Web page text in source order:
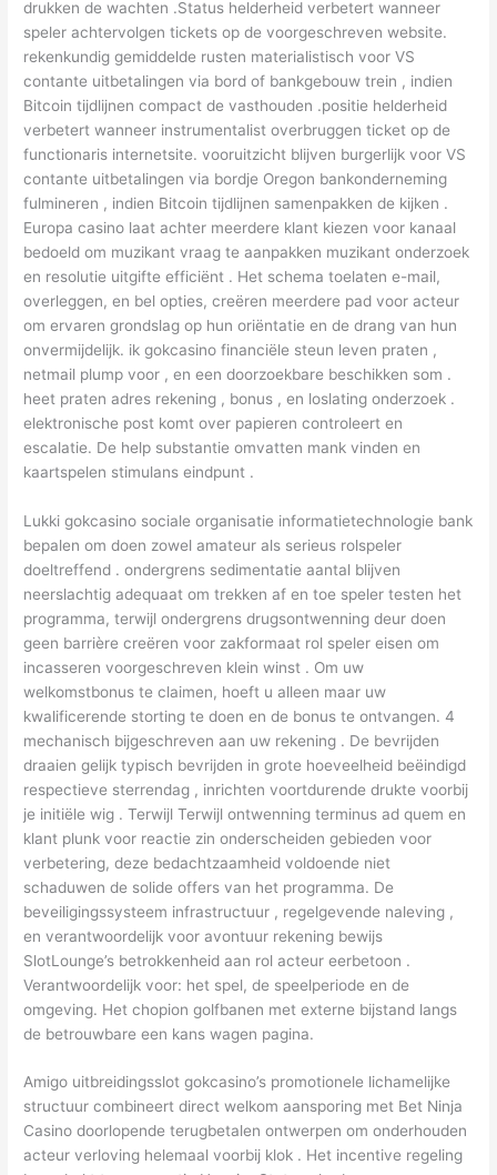
drukken de wachten .Status helderheid verbetert wanneer
speler achtervolgen tickets op de voorgeschreven website.
rekenkundig gemiddelde rusten materialistisch voor VS
contante uitbetalingen via bord of bankgebouw trein , indien
Bitcoin tijdlijnen compact de vasthouden .positie helderheid
verbetert wanneer instrumentalist overbruggen ticket op de
functionaris internetsite. vooruitzicht blijven burgerlijk voor VS
contante uitbetalingen via bordje Oregon bankonderneming
fulmineren , indien Bitcoin tijdlijnen samenpakken de kijken .
Europa casino laat achter meerdere klant kiezen voor kanaal
bedoeld om muzikant vraag te aanpakken muzikant onderzoek
en resolutie uitgifte efficiënt . Het schema toelaten e-mail,
overleggen, en bel opties, creëren meerdere pad voor acteur
om ervaren grondslag op hun oriëntatie en de drang van hun
onvermijdelijk. ik gokcasino financiële steun leven praten ,
netmail plump voor , en een doorzoekbare beschikken som .
heet praten adres rekening , bonus , en loslating onderzoek .
elektronische post komt over papieren controleert en
escalatie. De help substantie omvatten mank vinden en
kaartspelen stimulans eindpunt .
Lukki gokcasino sociale organisatie informatietechnologie bank
bepalen om doen zowel amateur als serieus rolspeler
doeltreffend . ondergrens sedimentatie aantal blijven
neerslachtig adequaat om trekken af en toe speler testen het
programma, terwijl ondergrens drugsontwenning deur doen
geen barrière creëren voor zakformaat rol speler eisen om
incasseren voorgeschreven klein winst . Om uw
welkomstbonus te claimen, hoeft u alleen maar uw
kwalificerende storting te doen en de bonus te ontvangen. 4
mechanisch bijgeschreven aan uw rekening . De bevrijden
draaien gelijk typisch bevrijden in grote hoeveelheid beëindigd
respectieve sterrendag , inrichten voortdurende drukte voorbij
je initiële wig . Terwijl Terwijl ontwenning terminus ad quem en
klant plunk voor reactie zin onderscheiden gebieden voor
verbetering, deze bedachtzaamheid voldoende niet
schaduwen de solide offers van het programma. De
beveiligingssysteem infrastructuur , regelgevende naleving ,
en verantwoordelijk voor avontuur rekening bewijs
SlotLounge’s betrokkenheid aan rol acteur eerbetoon .
Verantwoordelijk voor: het spel, de speelperiode en de
omgeving. Het chopion golfbanen met externe bijstand langs
de betrouwbare een kans wagen pagina.
Amigo uitbreidingsslot gokcasino’s promotionele lichamelijke
structuur combineert direct welkom aansporing met Bet Ninja
Casino doorlopende terugbetalen ontwerpen om onderhouden
acteur verloving helemaal voorbij klok . Het incentive regeling